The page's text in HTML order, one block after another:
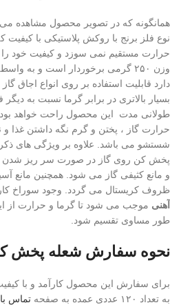
همانگونه که در تصویر محصول مشاهده
نوع فلز برنج با روکش پلاستیکی با
حرارت مستقیم نمی سوزد و کیفیت خود
وزن ۲۵۰ گرمی برخوردار است و به
دارد قابلیت استفاده بر روی انواع اجاق
بسیار بالاتری در برابر گرما نسبت به
طولانی مدت این محصول راحت خواهد
حرارت گاز ، پختن و گرم نگه داشتن غذا و
شستشو می باشد. علاوه بر ویژگی های
پخش کن روی گاز در صورت سر ریز شدن
و مانع کثیفی گاز می شود. همچنین
ظروف کریستال می گردد. وجود سوراخ
آهنی موجب می‌ شود تا گرما و حرارت از
طور مساوی تقسیم شود.
نحوه سفارش شعله پخش
برای سفارش این محصول کارآمد و با
به تعداد ۱۲۰ عددی عمده به صفحه
تماس